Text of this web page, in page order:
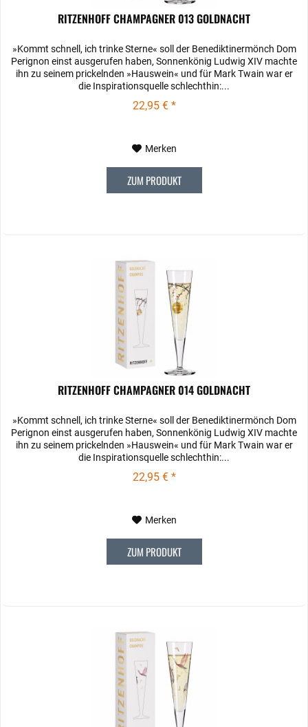
RITZENHOFF CHAMPAGNER 013 GOLDNACHT
»Kommt schnell, ich trinke Sterne« soll der Benediktinermönch Dom
Perignon einst ausgerufen haben, Sonnenkönig Ludwig XIV machte
ihn zu seinem prickelnden »Hauswein« und für Mark Twain war er
die Inspirationsquelle schlechthin:...
22,95 € *
Merken
ZUM PRODUKT
RITZENHOFF CHAMPAGNER 014 GOLDNACHT
»Kommt schnell, ich trinke Sterne« soll der Benediktinermönch Dom
Perignon einst ausgerufen haben, Sonnenkönig Ludwig XIV machte
ihn zu seinem prickelnden »Hauswein« und für Mark Twain war er
die Inspirationsquelle schlechthin:...
22,95 € *
Merken
ZUM PRODUKT